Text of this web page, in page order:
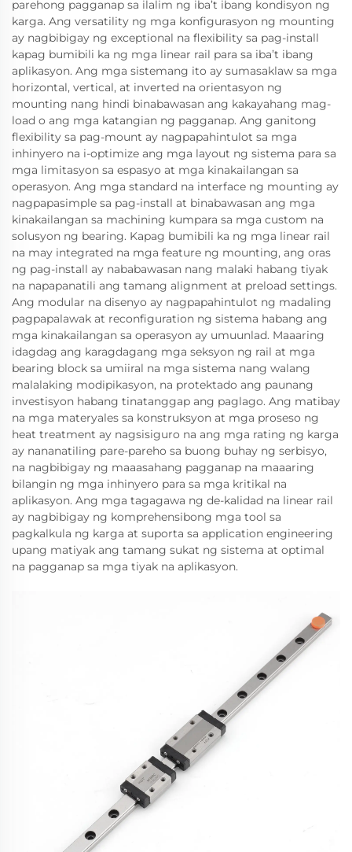
parehong pagganap sa ilalim ng iba’t ibang kondisyon ng
karga. Ang versatility ng mga konfigurasyon ng mounting
ay nagbibigay ng exceptional na flexibility sa pag-install
kapag bumibili ka ng mga linear rail para sa iba’t ibang
aplikasyon. Ang mga sistemang ito ay sumasaklaw sa mga
horizontal, vertical, at inverted na orientasyon ng
mounting nang hindi binabawasan ang kakayahang mag-
load o ang mga katangian ng pagganap. Ang ganitong
flexibility sa pag-mount ay nagpapahintulot sa mga
inhinyero na i-optimize ang mga layout ng sistema para sa
mga limitasyon sa espasyo at mga kinakailangan sa
operasyon. Ang mga standard na interface ng mounting ay
nagpapasimple sa pag-install at binabawasan ang mga
kinakailangan sa machining kumpara sa mga custom na
solusyon ng bearing. Kapag bumibili ka ng mga linear rail
na may integrated na mga feature ng mounting, ang oras
ng pag-install ay nababawasan nang malaki habang tiyak
na napapanatili ang tamang alignment at preload settings.
Ang modular na disenyo ay nagpapahintulot ng madaling
pagpapalawak at reconfiguration ng sistema habang ang
mga kinakailangan sa operasyon ay umuunlad. Maaaring
idagdag ang karagdagang mga seksyon ng rail at mga
bearing block sa umiiral na mga sistema nang walang
malalaking modipikasyon, na protektado ang paunang
investisyon habang tinatanggap ang paglago. Ang matibay
na mga materyales sa konstruksyon at mga proseso ng
heat treatment ay nagsisiguro na ang mga rating ng karga
ay nananatiling pare-pareho sa buong buhay ng serbisyo,
na nagbibigay ng maaasahang pagganap na maaaring
bilangin ng mga inhinyero para sa mga kritikal na
aplikasyon. Ang mga tagagawa ng de-kalidad na linear rail
ay nagbibigay ng komprehensibong mga tool sa
pagkalkula ng karga at suporta sa application engineering
upang matiyak ang tamang sukat ng sistema at optimal
na pagganap sa mga tiyak na aplikasyon.